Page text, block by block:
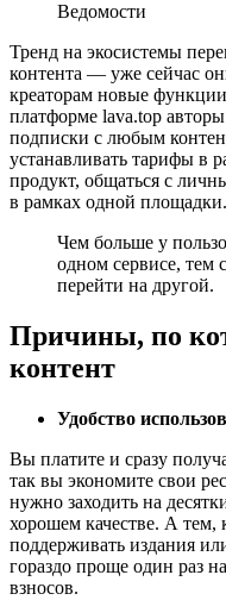
Ведомости
Тренд на экосистемы
контента — уже сейчас
креаторам новые
платформе lava.top
подписки с любым
устанавливать тарифы в
продукт, общаться с
в рамках одной площадки.
Чем больше у
одном сервисе, тем
перейти на другой.
Причины, по
контент
Удобство
Вы платите и сразу
так вы экономите свои
нужно заходить на
хорошем качестве. А тем,
поддерживать издания
гораздо проще один раз
взносов.